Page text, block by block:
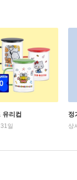
리컵
일
정
상